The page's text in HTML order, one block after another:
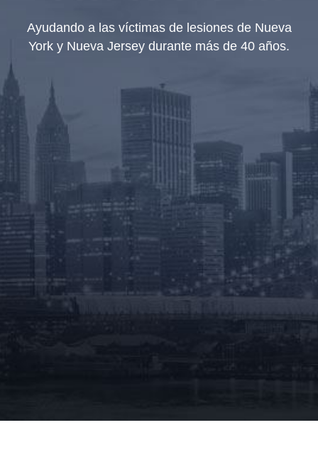
Ayudando a las víctimas de lesiones de Nueva
York y Nueva Jersey durante más de 40 años.